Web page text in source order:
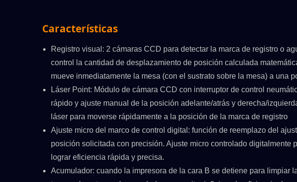
Características
Registro visual: 2 cámaras CCD para detectar la marca de registro o
control la cantidad de desplazamiento de posición calculada
mueve inmediatamente la mesa (con el sustrato sobre la mesa) a una
Láser Point: Módulo de cámara CCD con interruptor de control
rápido y ajuste manual de la posición adelante/atrás y derecha/
láser para moverse rápidamente a la posición de la marca de registro
Ajuste micro del marco de control digital: función de reemplazo del
posición solicitada con precisión. Ajuste micro controlado digitalmente
lograr eficiencia rápida y precisa.
Acumulador: cuando la impresora de la cara B se detiene para limpiar
ATMAOE MF66(2) SPSLINE SL71